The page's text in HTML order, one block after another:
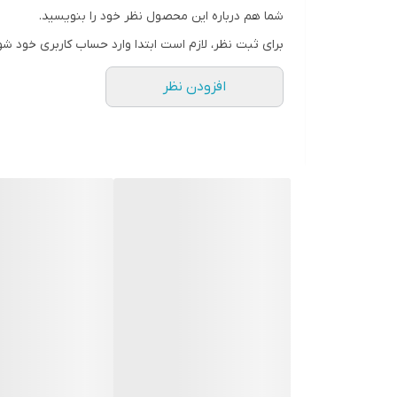
شما هم درباره این محصول نظر خود را بنویسید.
برای ثبت نظر، لازم است ابتدا وارد حساب کاربری خود
افزودن نظر